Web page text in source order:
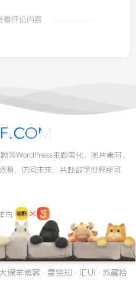
看评论内容
等WordPress主题美化、图片素材、
源，访问未来，共赴数字世界新可
与
绵羊博客 · 星空知 · 汇Ui · 苏晨拾